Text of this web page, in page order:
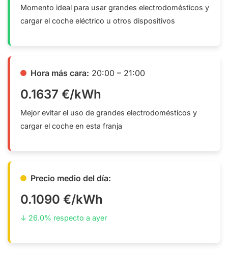
Momento ideal para usar grandes electrodomésticos y
cargar el coche eléctrico u otros dispositivos
Hora más cara: 20:00 – 21:00
0.1637 €/kWh
Mejor evitar el uso de grandes electrodomésticos y
cargar el coche en esta franja
Precio medio del día:
0.1090 €/kWh
↓ 26.0% respecto a ayer